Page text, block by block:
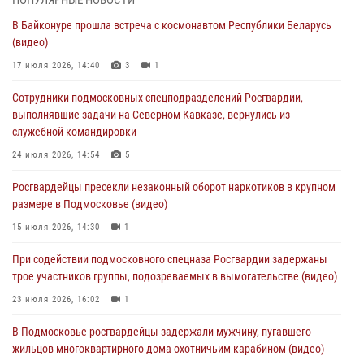
В Подмосковье отметили годовщину со Дня образования ОМОН
«Пересвет»
02 августа 2026, 18:01
Офицер подмосковного главка Росгвардии стал гостем эфира
«Радио 1»
01 августа 2026, 17:57
крупную сумму в Подмосковье
31 июля 2026, 13:00
действиях в Подмосковье (видео)
31 июля 2026, 09:00
В Байконуре прошла встреча с космонавтом Республики Беларусь
(видео)
17 июля 2026, 14:40 3 1
Сотрудники подмосковных спецподразделений Росгвардии,
выполнявшие задачи на Северном Кавказе, вернулись из
служебной командировки
24 июля 2026, 14:54 5
Росгвардейцы пресекли незаконный оборот наркотиков в крупном
размере в Подмосковье (видео)
15 июля 2026, 14:30 1
При содействии подмосковного спецназа Росгвардии задержаны
трое участников группы, подозреваемых в вымогательстве (видео)
23 июля 2026, 16:02 1
В Подмосковье росгвардейцы задержали мужчину, пугавшего
жильцов многоквартирного дома охотничьим карабином (видео)